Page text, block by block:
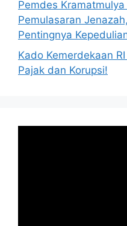
Pemdes
Pemulasaran
Pentingnya
Kado Kemerdekaan
Pajak dan Korupsi!